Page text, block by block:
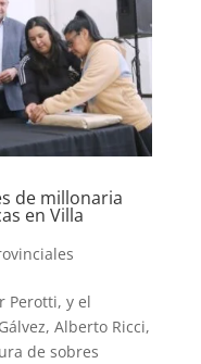
de millonaria
en Villa
Perotti, y el
Alberto Ricci,
de sobres